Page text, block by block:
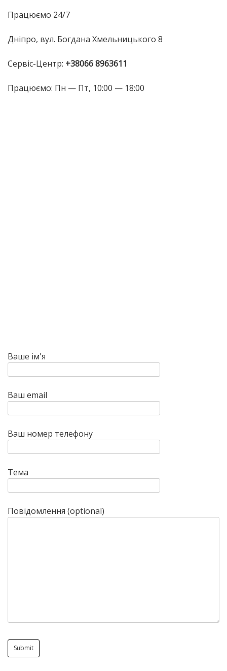
Працюємо 24/7
Дніпро, вул. Богдана Хмельницького 8
Сервіс-Центр: +38066 8963611
Працюємо: Пн — Пт, 10:00 — 18:00
Ваше ім'я
Ваш email
Ваш номер телефону
Тема
Повідомлення (optional)